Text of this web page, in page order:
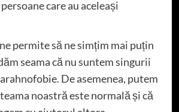
care au aceleași
permite să ne simțim mai puțin
seama că nu suntem singurii
De asemenea, putem
noastră este normală și că